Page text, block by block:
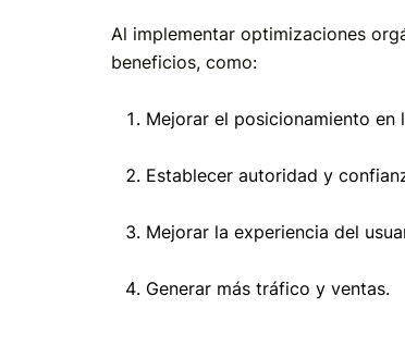
Al implementar optimizaciones
beneficios, como:
Mejorar el posicionamiento en
Establecer autoridad y
Mejorar la experiencia del
Generar más tráfico y ventas.